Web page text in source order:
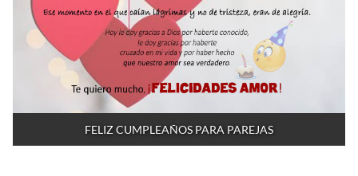
FELIZ CUMPLEAÑOS PARA PAREJAS